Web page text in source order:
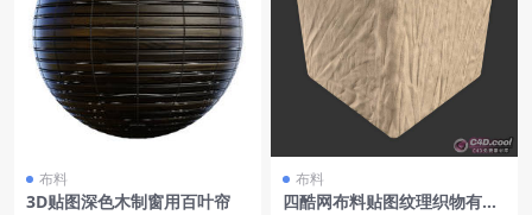
布料
3D贴图深色木制窗用百叶帘
布料
四酷网布料贴图纹理织物有皱